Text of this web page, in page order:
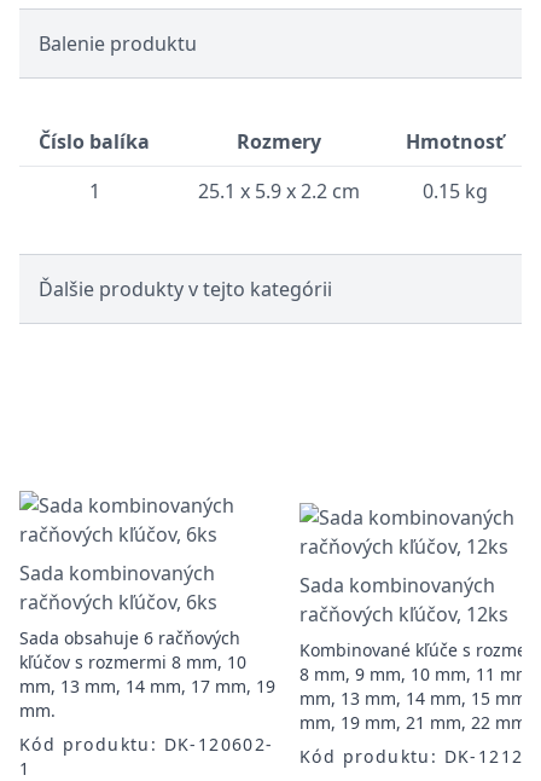
Balenie produktu
Číslo balíka Rozmery
Hmotnosť
1
25.1 x 5.9 x 2.2 cm 0.15 kg
Ďalšie produkty v tejto kategórii
Sada kombinovaných
račňových kľúčov, 6ks
Sada obsahuje 6 račňových
kľúčov s rozmermi 8 mm, 10
mm, 13 mm, 14 mm, 17 mm, 19
mm.
Kód produktu: DK-120602-
1
Sada kombinovaných
račňových kľúčov, 12ks
Kombinované kľúče s
8 mm, 9 mm, 10 mm, 11 mm,
mm, 13 mm, 14 mm, 15 mm,
mm, 19 mm, 21 mm, 22 mm
Kód produktu: DK-